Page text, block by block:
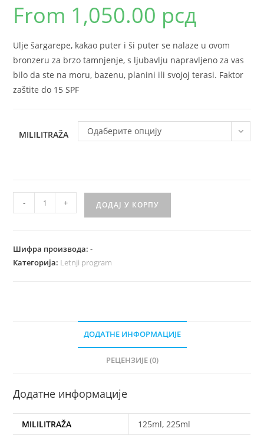
From 1,050.00 рсд
Ulje šargarepe, kakao puter i ši puter se nalaze u ovom
bronzeru za brzo tamnjenje, s ljubavlju napravljeno za vas
bilo da ste na moru, bazenu, planini ili svojoj terasi. Faktor
zaštite do 15 SPF
MILILITRAŽA Одаберите опцију
Bronzer
za
tamnjenje
количина
- + ДОДАЈ У КОРПУ
Шифра производа:-
Категорија: Letnji program
ДОДАТНЕ ИНФОРМАЦИЈЕ
РЕЦЕНЗИЈЕ (0)
Додатне информације
MILILITRAŽA 125ml, 225ml